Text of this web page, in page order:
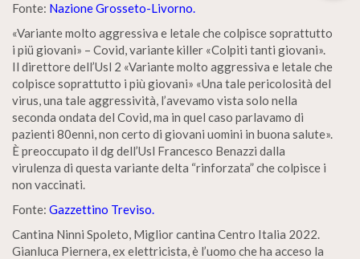
Fonte: Nazione Grosseto-Livorno.
«Variante molto aggressiva e letale che colpisce soprattutto
i piü giovani» – Covid, variante killer «Colpiti tanti giovani».
Il direttore dell’Usl 2 «Variante molto aggressiva e letale che
colpisce soprattutto i più giovani» «Una tale pericolosità del
virus, una tale aggressività, l’avevamo vista solo nella
seconda ondata del Covid, ma in quel caso parlavamo di
pazienti 80enni, non certo di giovani uomini in buona salute».
È preoccupato il dg dell’Usl Francesco Benazzi dalla
virulenza di questa variante delta “rinforzata” che colpisce i
non vaccinati.
Fonte: Gazzettino Treviso.
Cantina Ninni Spoleto, Miglior cantina Centro Italia 2022.
Gianluca Piernera, ex elettricista, è l’uomo che ha acceso la